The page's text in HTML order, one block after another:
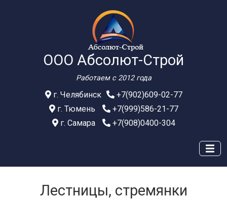
ООО Абсолют-Строй
Работаем с 2012 года
г. Челябинск
+7(902)609-02-77
г. Тюмень
+7(999)586-21-77
г. Самара
+7(908)0400-304
Лестницы, стремянки